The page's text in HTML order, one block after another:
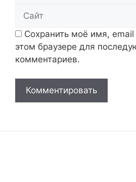
Сохранить моё имя, email
этом браузере для
комментариев.